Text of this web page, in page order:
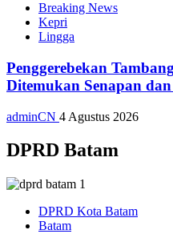
Breaking News
Kepri
Lingga
Penggerebekan
Ditemukan Senapan
adminCN 4 Agustus 2026
DPRD Batam
DPRD Kota Batam
Batam